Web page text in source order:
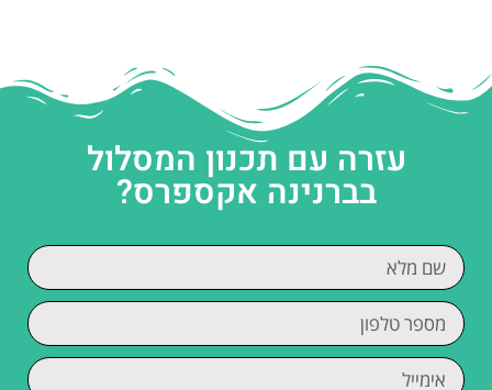
עזרה עם תכנון המסלול
בברנינה אקספרס?